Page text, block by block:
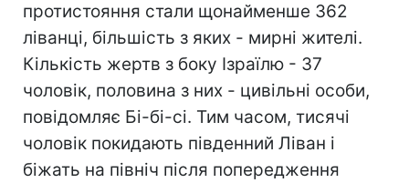
протистояння стали щонайменше 362
ліванці, більшість з яких - мирні жителі.
Кількість жертв з боку Ізраїлю - 37
чоловік, половина з них - цивільні особи,
повідомляє Бі-бі-сі. Тим часом, тисячі
чоловік покидають південний Ліван і
біжать на північ після попередження